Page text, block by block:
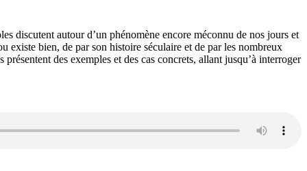
discutent autour d’un phénomène encore méconnu de nos jours et
existe bien, de par son histoire séculaire et de par les nombreux
des exemples et des cas concrets, allant jusqu’à interroger